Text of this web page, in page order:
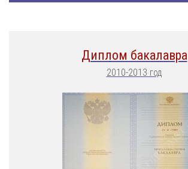
Диплом бакалавра
2010-2013 год